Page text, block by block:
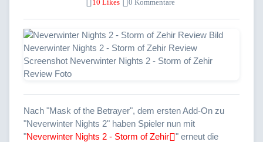
10 Likes
0 Kommentare
Nach "Mask of the Betrayer", dem ersten Add-On zu
"Neverwinter Nights 2" haben Spieler nun mit
"Neverwinter Nights 2 - Storm of Zehir
" erneut die